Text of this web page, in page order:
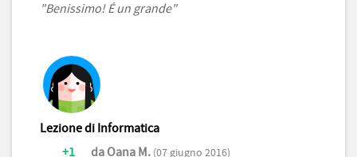
"Benissimo! É un grande"
Lezione di Informatica
+1
da Oana M. (07 giugno 2016)